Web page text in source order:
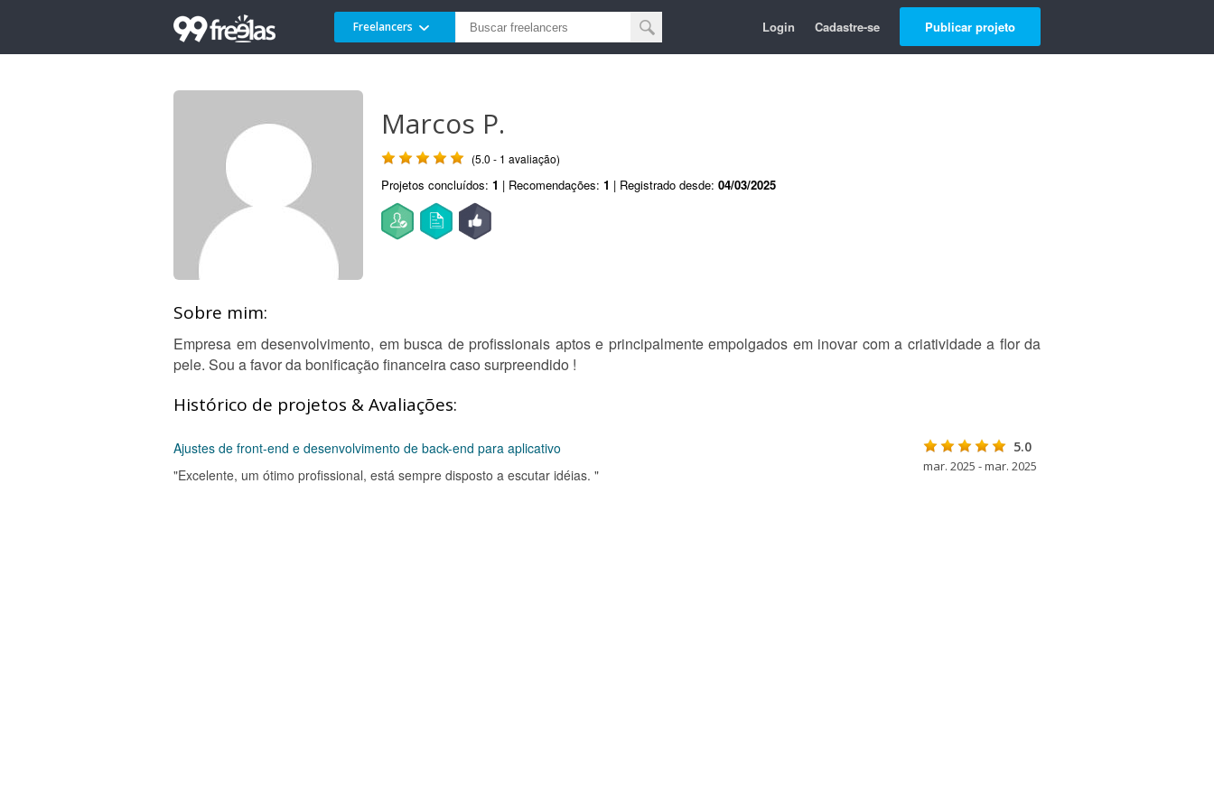
Freelancers Login Cadastre-se Publicar projeto
Marcos P.
(5.0 - 1 avaliação)
Projetos concluídos: 1 | Recomendações: 1 | Registrado desde: 04/03/2025
Sobre mim:
Empresa em desenvolvimento, em busca de profissionais aptos e principalmente empolgados em inovar com a criatividade a flor da
pele. Sou a favor da bonificação financeira caso surpreendido !
Histórico de projetos & Avaliações:
Ajustes de front-end e desenvolvimento de back-end para aplicativo
"Excelente, um ótimo profissional, está sempre disposto a escutar idéias. "
5.0
mar. 2025 - mar. 2025